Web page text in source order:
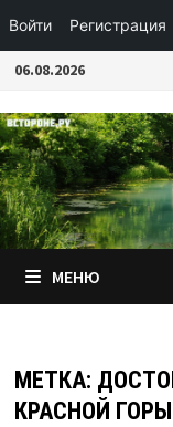
Войти Регистрация
Перейти
содержимому
06.08.2026
МЕНЮ
МЕТКА:
КРАСНОЙ ГОРЫ